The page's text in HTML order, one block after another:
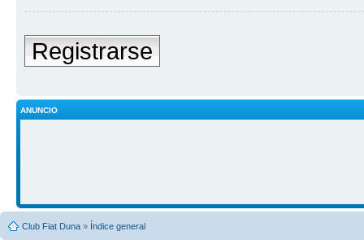
Registrarse
ANUNCIO
Club Fiat Duna » Índice general